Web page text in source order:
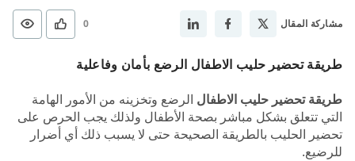
مشاركة المقال 0
طريقة تحضير حليب الاطفال الرضع بأمان وفاعلية
طريقة تحضير حليب الاطفال الرضع وتخزينه من الأمور الهامة
التي تتعلق بشكل مباشر بصحة الأطفال ولذلك يجب الحرص على
تحضير الحليب بالطريقة الصحيحة حتى لا يسبب ذلك أي أضرار
للرضيع.